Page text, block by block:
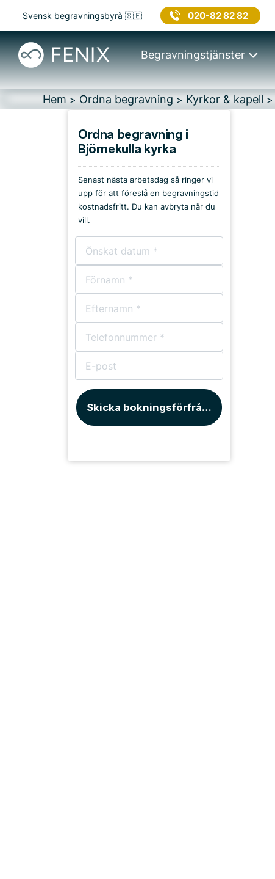
Svensk begravningsbyrå 🇸🇪 020-82 82 82
Begravningstjänster
Hem > Ordna begravning > Kyrkor & kapell >
Kyrkor & kapell
Begravningsplatser
Församlingshem
Bårhus
Ordna begravning i
Björnekulla kyrka
Senast nästa arbetsdag så ringer vi
upp för att föreslå en begravningstid
kostnadsfritt. Du kan avbryta när du
vill.
Skicka bokningsförfrågan